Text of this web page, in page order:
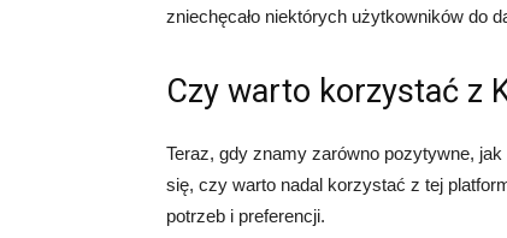
zniechęcało niektórych użytkowników do
Czy warto korzystać z
Teraz, gdy znamy zarówno pozytywne,
się, czy warto nadal korzystać z tej
potrzeb i preferencji.